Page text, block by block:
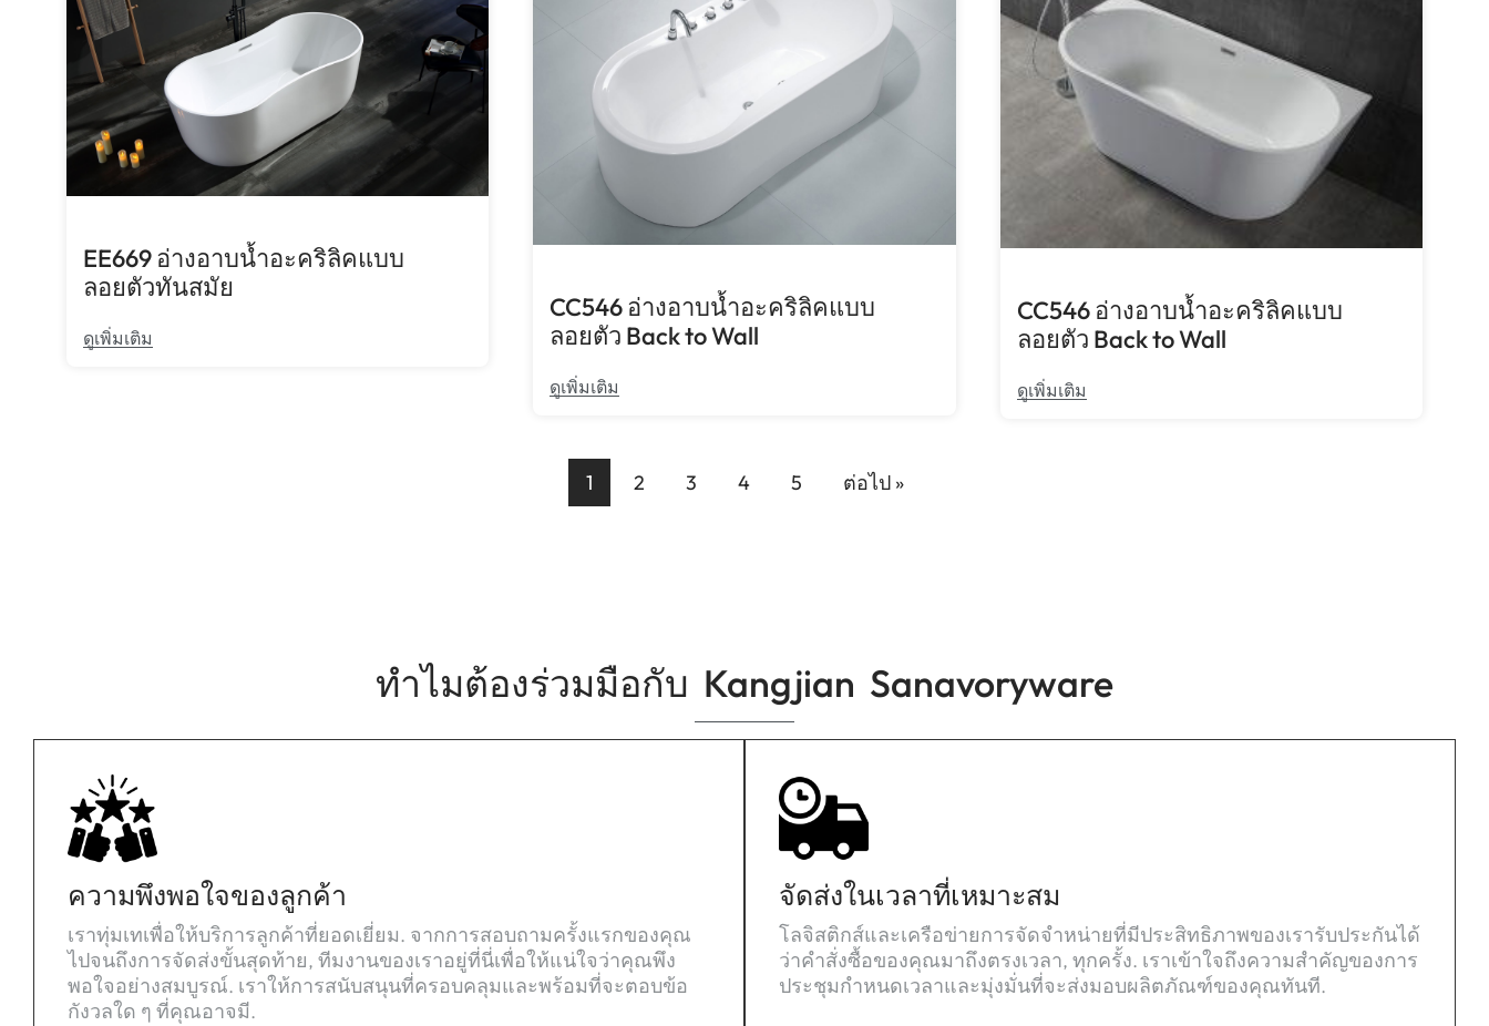
EE669 อ่างอาบน้ำอะคริลิคแบบ
ลอยตัวทันสมัย
ดูเพิ่มเติม
CC546 อ่างอาบน้ำอะคริลิคแบบ
ลอยตัว Back to Wall
ดูเพิ่มเติม
CC546 อ่างอาบน้ำอะคริลิคแบบ
ลอยตัว Back to Wall
ดูเพิ่มเติม
1 2 3 4 5 ต่อไป »
ทำไมต้องร่วมมือกับ Kangjian Sanavoryware
ความพึงพอใจของลูกค้า
เราทุ่มเทเพื่อให้บริการลูกค้าที่ยอดเยี่ยม. จากการสอบถามครั้งแรกของคุณ
ไปจนถึงการจัดส่งขั้นสุดท้าย, ทีมงานของเราอยู่ที่นี่เพื่อให้แน่ใจว่าคุณพึง
พอใจอย่างสมบูรณ์. เราให้การสนับสนุนที่ครอบคลุมและพร้อมที่จะตอบข้อ
กังวลใด ๆ ที่คุณอาจมี.
จัดส่งในเวลาที่เหมาะสม
โลจิสติกส์และเครือข่ายการจัดจำหน่ายที่มีประสิทธิภาพของเรารับประกันได้
ว่าคำสั่งซื้อของคุณมาถึงตรงเวลา, ทุกครั้ง. เราเข้าใจถึงความสำคัญของการ
ประชุมกำหนดเวลาและมุ่งมั่นที่จะส่งมอบผลิตภัณฑ์ของคุณทันที.